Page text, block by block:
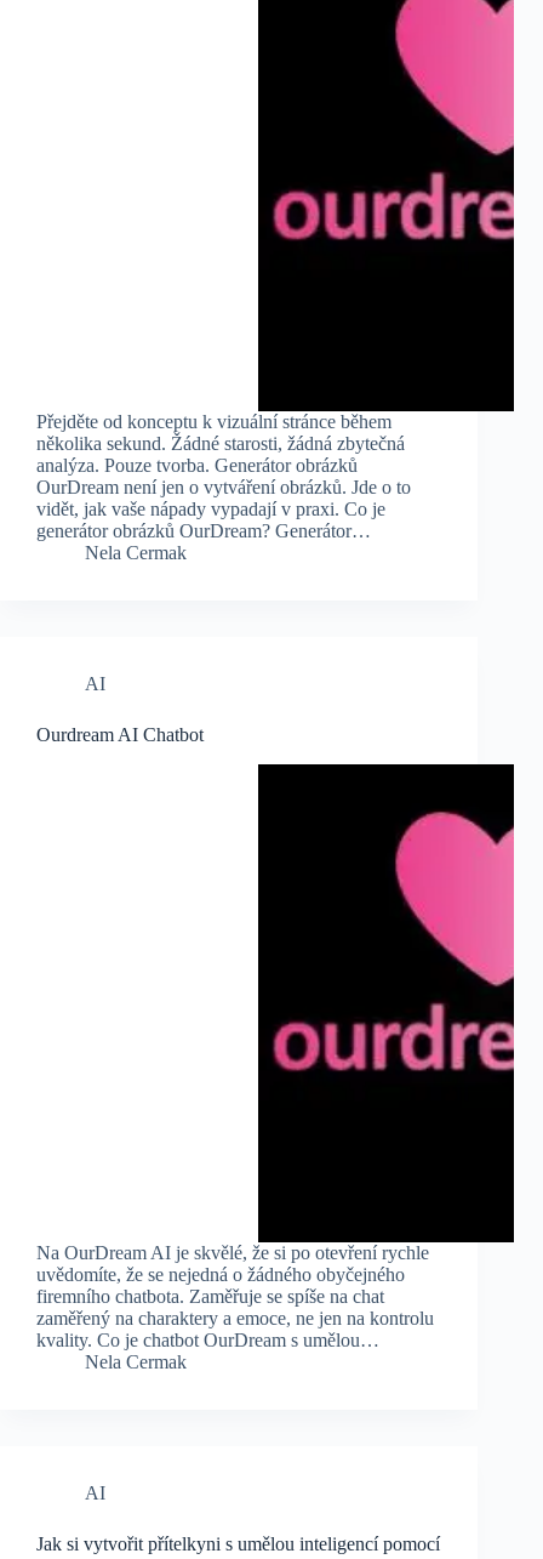
Přejděte od konceptu k vizuální stránce během
několika sekund. Žádné starosti, žádná zbytečná
analýza. Pouze tvorba. Generátor obrázků
OurDream není jen o vytváření obrázků. Jde o to
vidět, jak vaše nápady vypadají v praxi. Co je
generátor obrázků OurDream? Generátor…
Nela Cermak
AI
Ourdream AI Chatbot
Na OurDream AI je skvělé, že si po otevření rychle
uvědomíte, že se nejedná o žádného obyčejného
firemního chatbota. Zaměřuje se spíše na chat
zaměřený na charaktery a emoce, ne jen na kontrolu
kvality. Co je chatbot OurDream s umělou…
Nela Cermak
AI
Jak si vytvořit přítelkyni s umělou inteligencí pomocí